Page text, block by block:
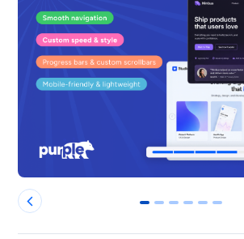
0 1 2 3 4 5